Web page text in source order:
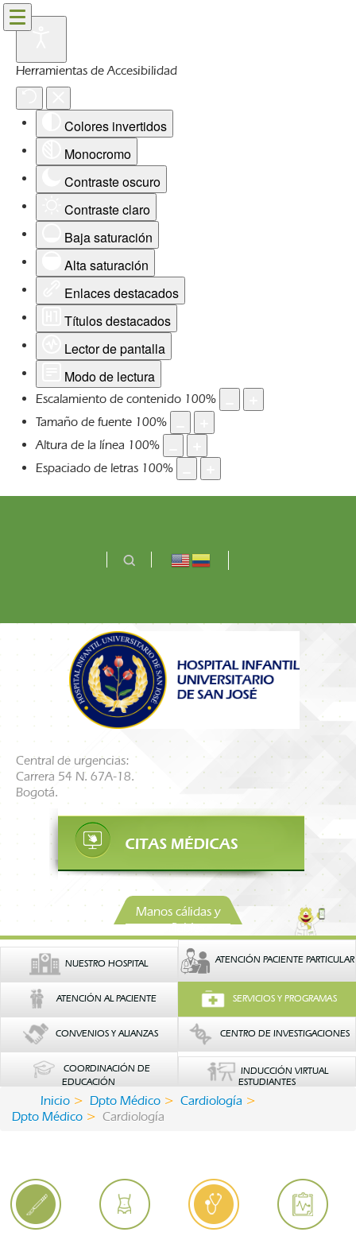
Herramientas de Accesibilidad
Colores invertidos
Monocromo
Contraste oscuro
Contraste claro
Baja saturación
Alta saturación
Enlaces destacados
Títulos destacados
Lector de pantalla
Modo de lectura
Escalamiento de contenido 100%
Tamaño de fuente 100%
Altura de la línea 100%
Espaciado de letras 100%
Central de urgencias:
Carrera 54 N. 67A-18.
Bogotá.
Manos cálidas y
confiables
NUESTRO HOSPITAL ATENCIÓN PACIENTE PARTICULAR
ATENCIÓN AL PACIENTE SERVICIOS Y PROGRAMAS
CONVENIOS Y ALIANZAS CENTRO DE INVESTIGACIONES
COORDINACIÓN DE
EDUCACIÓN
INDUCCIÓN VIRTUAL
ESTUDIANTES
Inicio Dpto Médico
Cardiología
Dpto Médico
Cardiología